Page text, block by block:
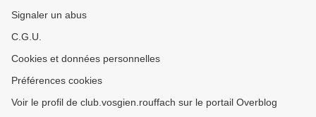
Signaler un abus
C.G.U.
Cookies et données personnelles
Préférences cookies
Voir le profil de club.vosgien.rouffach sur le portail Overblog